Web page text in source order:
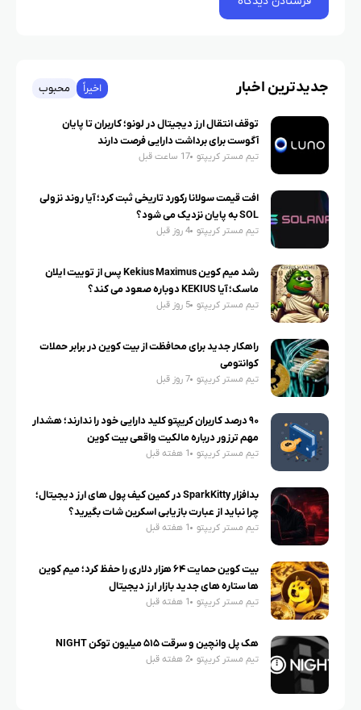
جدیدترین اخبار اخیراً محبوب
توقف انتقال ارز دیجیتال در لونو؛ کاربران تا پایان
آگوست برای برداشت دارایی فرصت دارند
تیم مستر کریپتو 17 ساعت قبل
افت قیمت سولانا رکورد تاریخی ثبت کرد؛ آیا روند نزولی
SOL به پایان نزدیک می شود؟
تیم مستر کریپتو 4 روز قبل
رشد میم کوین Kekius Maximus پس از توییت ایلان
ماسک؛ آیا KEKIUS دوباره صعود می کند؟
تیم مستر کریپتو 5 روز قبل
راهکار جدید برای محافظت از بیت کوین در برابر حملات
کوانتومی
تیم مستر کریپتو 7 روز قبل
۹۰ درصد کاربران کریپتو کلید دارایی خود را ندارند؛ هشدار
مهم ترزور درباره مالکیت واقعی بیت کوین
تیم مستر کریپتو 1 هفته قبل
بدافزار SparkKitty در کمین کیف پول های ارز دیجیتال؛
چرا نباید از عبارت بازیابی اسکرین شات بگیرید؟
تیم مستر کریپتو 1 هفته قبل
بیت کوین حمایت ۶۴ هزار دلاری را حفظ کرد؛ میم کوین
ها ستاره های جدید بازار ارز دیجیتال
تیم مستر کریپتو 1 هفته قبل
هک پل وانچین و سرقت ۵۱۵ میلیون توکن NIGHT
تیم مستر کریپتو 2 هفته قبل